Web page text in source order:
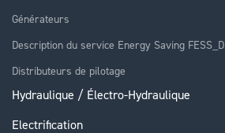
Générateurs
Description du service Energy Saving FESS_D
Distributeurs de pilotage
Hydraulique / Électro-Hydraulique
Electrification